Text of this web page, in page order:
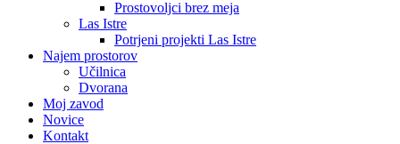
Prostovoljci brez meja
Las Istre
Potrjeni projekti Las Istre
Najem prostorov
Učilnica
Dvorana
Moj zavod
Novice
Kontakt